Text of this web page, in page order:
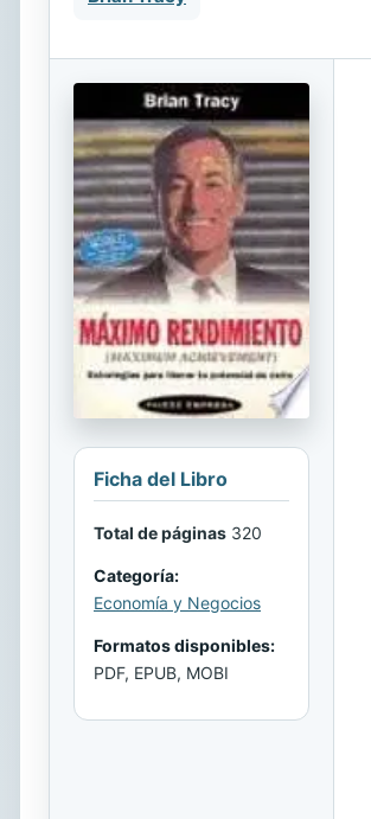
Ficha del Libro
Total de páginas 320
Categoría:
Economía y Negocios
Formatos disponibles:
PDF, EPUB, MOBI